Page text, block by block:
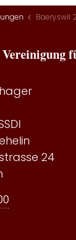
Baeryswil
Vereinigung
24